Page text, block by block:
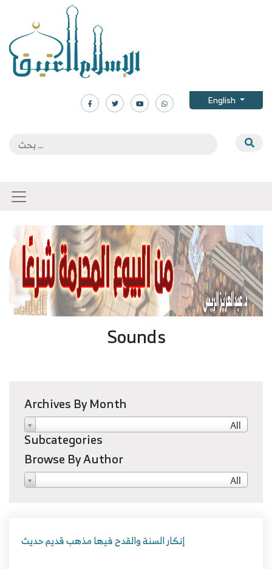
English
Sounds
Archives By Month
All
Subcategories
Browse By Author
All
إنكار السنة والقدح فيها مذهب قديم حديث